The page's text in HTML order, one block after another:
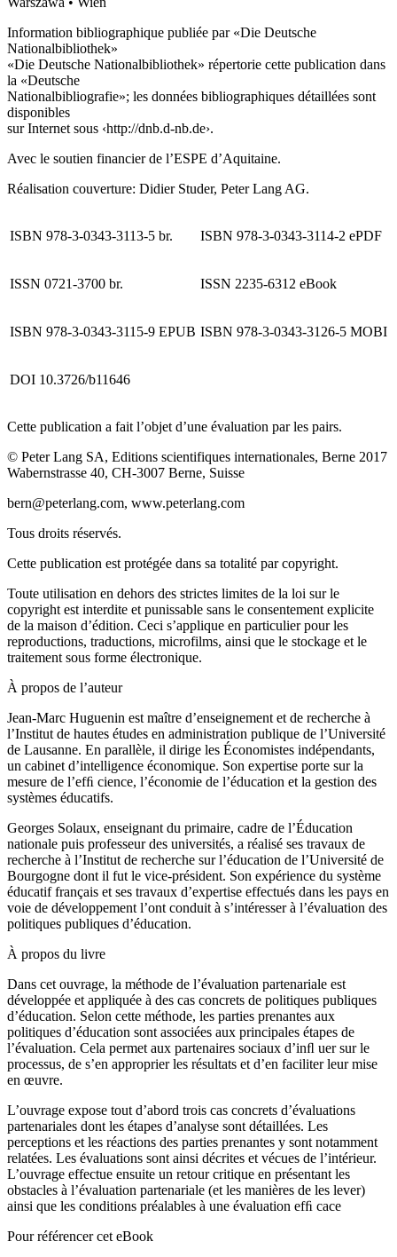
Information bibliographique publiée par «Die Deutsche
Nationalbibliothek»
«Die Deutsche Nationalbibliothek» répertorie cette publication dans
la «Deutsche
Nationalbibliografie»; les données bibliographiques détaillées sont
disponibles
sur Internet sous ‹http://dnb.d-nb.de›.
Avec le soutien financier de l’ESPE d’Aquitaine.
Réalisation couverture: Didier Studer, Peter Lang AG.
ISBN 978-3-0343-3113-5 br. ISBN 978-3-0343-3114-2 ePDF
ISSN 0721-3700 br. ISSN 2235-6312 eBook
ISBN 978-3-0343-3115-9 EPUB ISBN 978-3-0343-3126-5 MOBI
DOI 10.3726/b11646
Cette publication a fait l’objet d’une évaluation par les pairs.
© Peter Lang SA, Editions scientifiques internationales, Berne 2017
Wabernstrasse 40, CH-3007 Berne, Suisse
bern@peterlang.com, www.peterlang.com
Tous droits réservés.
Cette publication est protégée dans sa totalité par copyright.
Toute utilisation en dehors des strictes limites de la loi sur le
copyright est interdite et punissable sans le consentement explicite
de la maison d’édition. Ceci s’applique en particulier pour les
reproductions, traductions, microfilms, ainsi que le stockage et le
traitement sous forme électronique.
À propos de l’auteur
Jean-Marc Huguenin est maître d’enseignement et de recherche à
l’Institut de hautes études en administration publique de l’Université
de Lausanne. En parallèle, il dirige les Économistes indépendants,
un cabinet d’intelligence économique. Son expertise porte sur la
mesure de l’efﬁ cience, l’économie de l’éducation et la gestion des
systèmes éducatifs.
Georges Solaux, enseignant du primaire, cadre de l’Éducation
nationale puis professeur des universités, a réalisé ses travaux de
recherche à l’Institut de recherche sur l’éducation de l’Université de
Bourgogne dont il fut le vice-président. Son expérience du système
éducatif français et ses travaux d’expertise effectués dans les pays en
voie de développement l’ont conduit à s’intéresser à l’évaluation des
politiques publiques d’éducation.
À propos du livre
Dans cet ouvrage, la méthode de l’évaluation partenariale est
développée et appliquée à des cas concrets de politiques publiques
d’éducation. Selon cette méthode, les parties prenantes aux
politiques d’éducation sont associées aux principales étapes de
l’évaluation. Cela permet aux partenaires sociaux d’inﬂ uer sur le
processus, de s’en approprier les résultats et d’en faciliter leur mise
en œuvre.
L’ouvrage expose tout d’abord trois cas concrets d’évaluations
partenariales dont les étapes d’analyse sont détaillées. Les
perceptions et les réactions des parties prenantes y sont notamment
relatées. Les évaluations sont ainsi décrites et vécues de l’intérieur.
L’ouvrage effectue ensuite un retour critique en présentant les
obstacles à l’évaluation partenariale (et les manières de les lever)
ainsi que les conditions préalables à une évaluation efﬁ cace
Pour référencer cet eBook